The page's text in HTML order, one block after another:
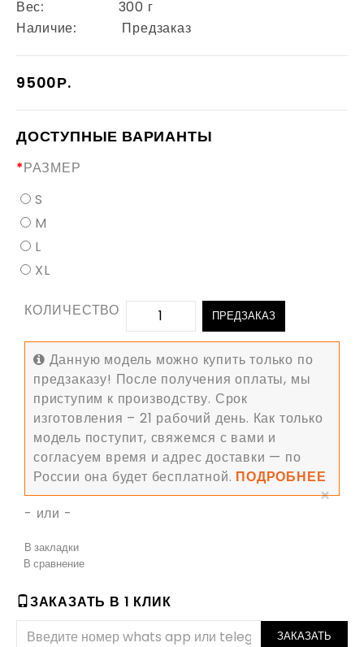
Вес:
300 г
Наличие:
Предзаказ
9500Р.
ДОСТУПНЫЕ ВАРИАНТЫ
РАЗМЕР
S
M
L
XL
КОЛИЧЕСТВО ПРЕДЗАКАЗ
Данную модель можно купить только по
предзаказу! После получения оплаты, мы
приступим к производству. Срок
изготовления – 21 рабочий день. Как только
модель поступит, свяжемся с вами и
согласуем время и адрес доставки — по
России она будет бесплатной. ПОДРОБНЕЕ
×
- или -
В закладки
В сравнение
ЗАКАЗАТЬ В 1 КЛИК
ЗАКАЗАТЬ